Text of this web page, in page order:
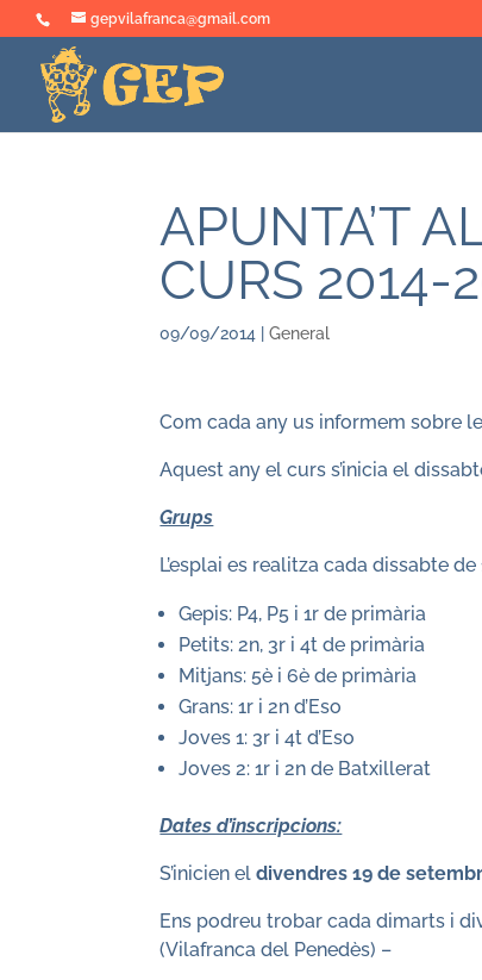
gepvilafranca@gmail.com
APUNTA’T
CURS 2014-
09/09/2014 |General
Com cada any us informem sobre
Aquest any el curs s’inicia el
Grups
L’esplai es realitza cada dissabte
Gepis: P4, P5 i 1r de primària
Petits: 2n, 3r i 4t de primària
Mitjans: 5è i 6è de primària
Grans: 1r i 2n d’Eso
Joves 1: 3r i 4t d’Eso
Joves 2: 1r i 2n de Batxillerat
Dates d’inscripcions:
S’inicien eldivendres 19 de
Ens podreu trobar cada dimarts i
(Vilafranca del Penedès) –